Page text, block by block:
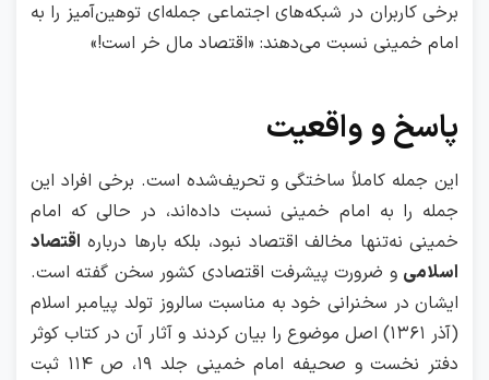
برخی کاربران در شبکه‌های اجتماعی جمله‌ای توهین‌آمیز را به
امام خمینی نسبت می‌دهند: «اقتصاد مال خر است!»
پاسخ و واقعیت
این جمله کاملاً ساختگی و تحریف‌شده است. برخی افراد این
جمله را به امام خمینی نسبت داده‌اند، در حالی که امام
خمینی نه‌تنها مخالف اقتصاد نبود، بلکه بارها درباره اقتصاد
اسلامی و ضرورت پیشرفت اقتصادی کشور سخن گفته است.
ایشان در سخنرانی خود به مناسبت سالروز تولد پیامبر اسلام
(آذر ۱۳۶۱) اصل موضوع را بیان کردند و آثار آن در کتاب
کوثر
دفتر نخست و صحیفه امام خمینی
جلد ۱۹، ص ۱۱۴ ثبت